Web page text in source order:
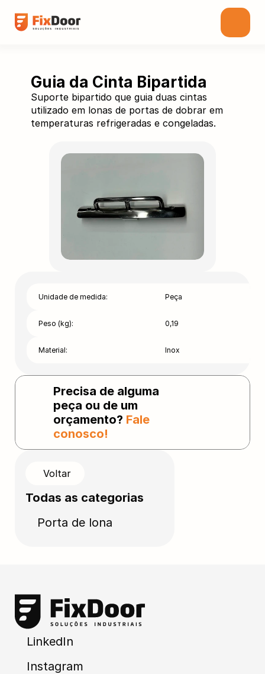
Voltar
Todas as categorias
Porta de lona
Guia da Cinta Bipartida
Suporte bipartido que guia duas cintas
utilizado em lonas de portas de dobrar em
temperaturas refrigeradas e congeladas.
Unidade de medida: Peça
Peso (kg): 0,19
Material: Inox
Precisa de alguma
peça ou de um
orçamento? Fale
conosco!
LinkedIn
Instagram